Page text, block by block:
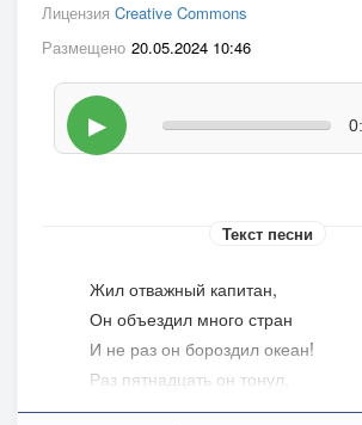
Лицензия Creative Commons
Размещено 20.05.2024 10:46
▶
Текст песни
Жил отважный капитан,
Он объездил много стран
И не раз он бороздил океан!
Раз пятнадцать он тонул,
Погибал среди акул...